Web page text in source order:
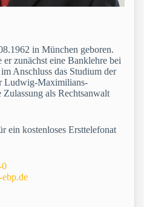
in München geboren.
zunächst eine Banklehre bei
Anschluss das Studium der
Ludwig-Maximilians-
als Rechtsanwalt
ein kostenloses Ersttelefonat
0